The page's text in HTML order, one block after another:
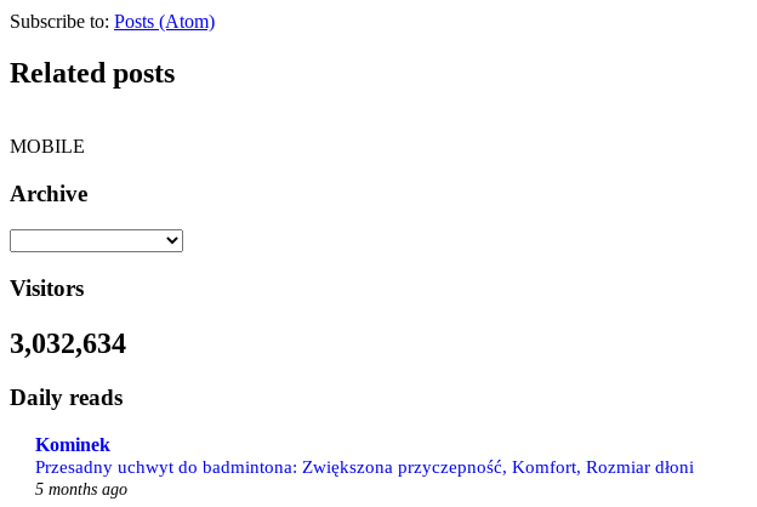
Subscribe to: Posts (Atom)
Related posts
MOBILE
Archive
Visitors
3,032,634
Daily reads
Kominek
Przesadny uchwyt do badmintona: Zwiększona przyczepność, Komfort, Rozmiar dłoni
5 months ago